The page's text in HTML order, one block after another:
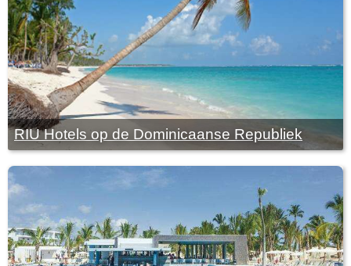
RIU Hotels op de Dominicaanse Republiek